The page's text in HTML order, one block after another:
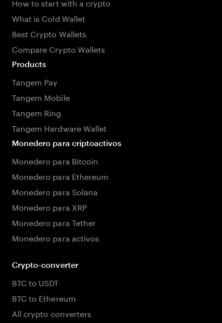
What is Cold Wallet
Best Crypto Wallets
Compare Crypto Wallets
Products
Tangem Pay
Tangem Mobile
Tangem Ring
Tangem Hardware Wallet
Monedero para criptoactivos
Monedero para Bitcoin
Monedero para Ethereum
Monedero para Solana
Monedero para XRP
Monedero para Tether
Monedero para activos
Crypto-converter
BTC to USDT
BTC to Ethereum
All crypto converters